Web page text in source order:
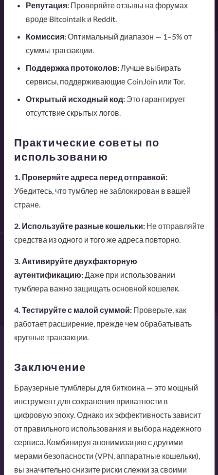
Репутация:Проверяйте отзывы на форумах
вроде Bitcointalk и Reddit.
Комиссия:Оптимальный диапазон — 1–5% от
суммы транзакции.
Поддержка протоколов:Лучше выбирать
сервисы, поддерживающие CoinJoin или Tor.
Открытый исходный код:Это гарантирует
отсутствие скрытых логов.
Практические советы по
использованию
1. Проверяйте адреса перед отправкой:
Убедитесь, что тумблер не заблокирован в вашей
стране.
2. Используйте разные кошельки:Не отправляйте
средства из одного и того же адреса повторно.
3. Активируйте двухфакторную
аутентификацию:Даже при использовании
тумблера важно защищать основной кошелек.
4. Тестируйте с малой суммой:Проверьте, как
работает расширение, прежде чем обрабатывать
крупные транзакции.
Заключение
Браузерные тумблеры для биткоина — это мощный
инструмент для сохранения приватности в
цифровую эпоху. Однако их эффективность зависит
от правильного использования и выбора надежного
сервиса. Комбинируя анонимизацию с другими
мерами безопасности (VPN, аппаратные кошельки),
вы значительно снизите риски слежки за своими